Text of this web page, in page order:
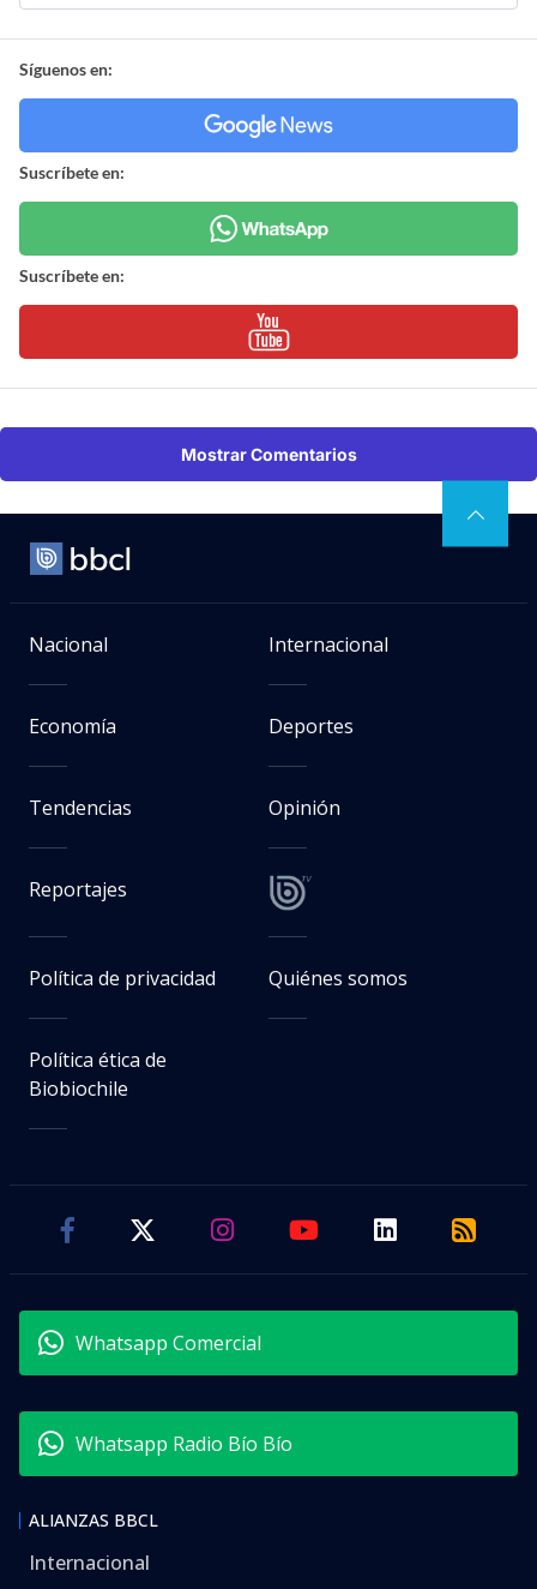
Síguenos en:
Suscríbete en:
Suscríbete en:
Mostrar Comentarios
Nacional Internacional
Economía Deportes
Tendencias Opinión
Reportajes
Política de privacidad Quiénes somos
Política ética de
Biobiochile
Whatsapp Comercial
Whatsapp Radio Bío Bío
ALIANZAS BBCL
Internacional